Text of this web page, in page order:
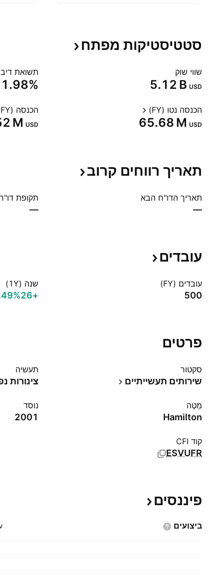
סטטיסטיקות מפתח
שווי שוק
‪5.12 B‬ USD
תשואת
1.98%
הכנסה נטו (FY)
‪65.68 M‬ USD
הכנסה (FY)
M‬ USD
תאריך רווחים קרוב
תאריך הדו"ח הבא
—
תקופת
—
עובדים
עובדים (FY)
500
שנה (1Y)
+26
פרטים
סקטור
שירותים תעשייתיים
תעשיה
צינורות
מַטֶה
Hamilton
נוסד
2001
קוד CFI
ESVUFR
פיננסים
ביצועים